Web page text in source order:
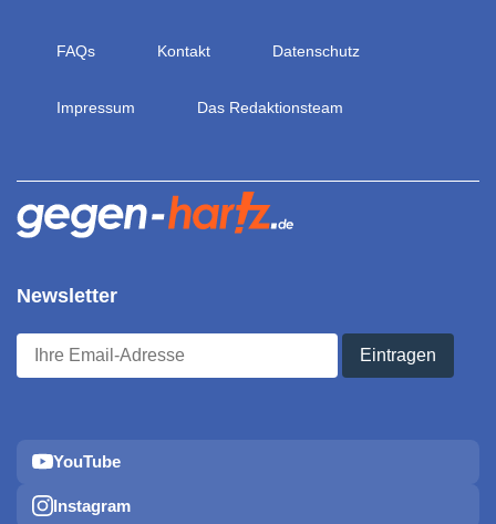
FAQs Kontakt Datenschutz
Impressum Das Redaktionsteam
Newsletter
YouTube
Instagram